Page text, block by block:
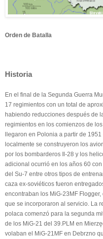
Orden de Batalla
Historia
En el final de la Segunda Guerra
17 regimientos con un total de
habiendo reducciones después de
regimientos en los comienzos de
llegaron en Polonia a partir de
localmente se construyeron los
por los bombarderos Il-28 y los
adicional ocurrió en los años 60
del Su-7 entre otros tipos de
caza ex-soviéticos fueron
encontraban los MiG-23MF
que se incorporaron al servicio. La
polaca comenzó para la segunda
de los MiG-21 del 39.PLM en
volaban el MiG-21MF en Debrzno